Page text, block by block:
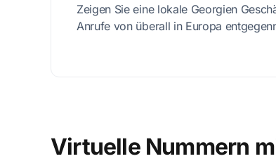
Zeigen Sie eine lokale Georgien
Anrufe von überall in Europa
Virtuelle Nummern